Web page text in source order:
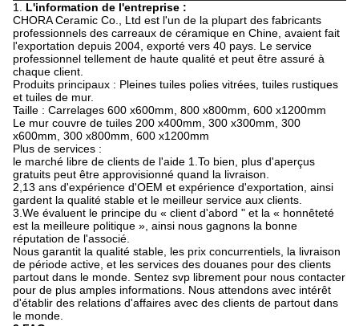
1. L'information de l'entreprise :
CHORA Ceramic Co., Ltd est l'un de la plupart des fabricants
professionnels des carreaux de céramique en Chine, avaient fait
l'exportation depuis 2004, exporté vers 40 pays. Le service
professionnel tellement de haute qualité et peut être assuré à
chaque client.
Produits principaux : Pleines tuiles polies vitrées, tuiles rustiques
et tuiles de mur.
Taille : Carrelages 600 x600mm, 800 x800mm, 600 x1200mm
Le mur couvre de tuiles 200 x400mm, 300 x300mm, 300
x600mm, 300 x800mm, 600 x1200mm
Plus de services :
le marché libre de clients de l'aide 1.To bien, plus d'aperçus
gratuits peut être approvisionné quand la livraison.
2,13 ans d'expérience d'OEM et expérience d'exportation, ainsi
gardent la qualité stable et le meilleur service aux clients.
3.We évaluent le principe du « client d'abord " et la « honnêteté
est la meilleure politique », ainsi nous gagnons la bonne
réputation de l'associé.
Nous garantit la qualité stable, les prix concurrentiels, la livraison
de période active, et les services des douanes pour des clients
partout dans le monde. Sentez svp librement pour nous contacter
pour de plus amples informations. Nous attendons avec intérêt
d'établir des relations d'affaires avec des clients de partout dans
le monde.